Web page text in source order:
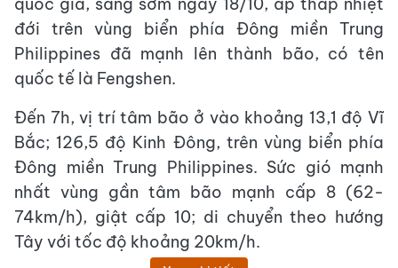
quốc gia, sáng sớm ngày 18/10, áp thấp nhiệt
đới trên vùng biển phía Đông miền Trung
Philippines đã mạnh lên thành bão, có tên
quốc tế là Fengshen.
Đến 7h, vị trí tâm bão ở vào khoảng 13,1 độ Vĩ
Bắc; 126,5 độ Kinh Đông, trên vùng biển phía
Đông miền Trung Philippines. Sức gió mạnh
nhất vùng gần tâm bão mạnh cấp 8 (62-
74km/h), giật cấp 10; di chuyển theo hướng
Tây với tốc độ khoảng 20km/h.